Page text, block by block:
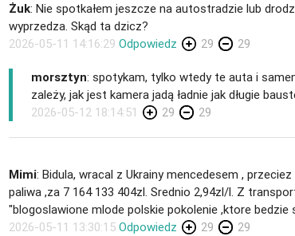
Żuk: Nie spotkałem jeszcze na autostradzie lub
wyprzedza. Skąd ta dzicz?
2026-05-11 14:16:29 Odpowiedz 29 29
morsztyn: spotykam, tylko wtedy te auta i
zależy, jak jest kamera jadą ładnie jak długie
2026-05-12 18:14:51
29 29
Mimi: Bidula, wracal z Ukrainy mencedesem ,
paliwa ,za 7 164 133 404zl. Srednio 2,94zl/l. Z
"blogoslawione mlode polskie pokolenie ,ktore bedzie
2026-05-11 13:30:15 Odpowiedz 29 29